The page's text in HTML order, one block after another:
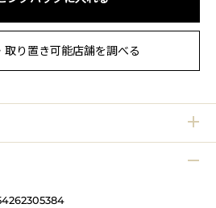
取り置き可能店舗を調べる